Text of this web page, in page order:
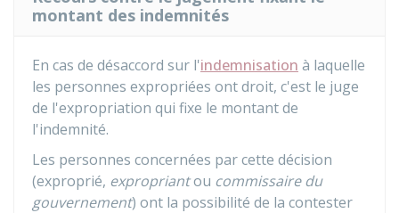
montant des indemnités
En cas de désaccord sur l'indemnisation à laquelle
les personnes expropriées ont droit, c'est le juge
de l'expropriation qui fixe le montant de
l'indemnité.
Les personnes concernées par cette décision
(exproprié, expropriantou commissaire du
gouvernement) ont la possibilité de la contester